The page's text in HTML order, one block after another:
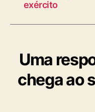
exército
Uma
chega ao